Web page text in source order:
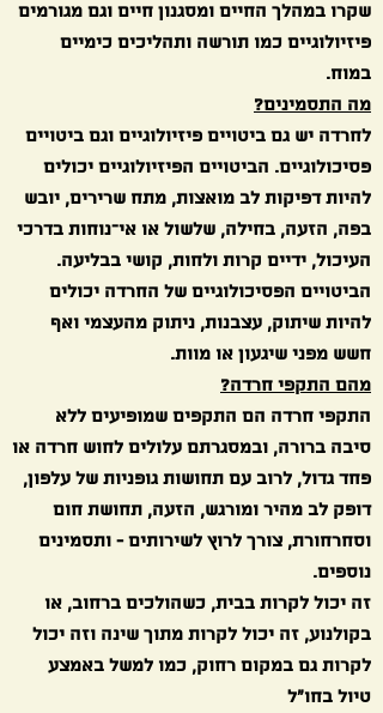
שקרו במהלך החיים ומסגנון חיים וגם מגורמים
פיזיולוגיים כמו תורשה ותהליכים כימיים
במוח.
מה התסמינים?
לחרדה יש גם ביטויים פיזיולוגיים וגם ביטויים
פסיכולוגיים. הביטויים הפיזיולוגיים יכולים
להיות דפיקות לב מואצות, מתח שרירים, יובש
בפה, הזעה, בחילה, שלשול או אי־נוחות בדרכי
העיכול, ידיים קרות ולחות, קושי בבליעה.
הביטויים הפסיכולוגיים של החרדה יכולים
להיות שיתוק, עצבנות, ניתוק מהעצמי ואף
חשש מפני שיגעון או מוות.
מהם התקפי חרדה?
התקפי חרדה הם התקפים שמופיעים ללא
סיבה ברורה, ובמסגרתם עלולים לחוש חרדה או
פחד גדול, לרוב עם תחושות גופניות של עלפון,
דופק לב מהיר ומורגש, הזעה, תחושת חום
וסחרחורת, צורך לרוץ לשירותים - ותסמינים
נוספים.
זה יכול לקרות בבית, כשהולכים ברחוב, או
בקולנוע, זה יכול לקרות מתוך שינה וזה יכול
לקרות גם במקום רחוק, כמו למשל באמצע
טיול בחו"ל